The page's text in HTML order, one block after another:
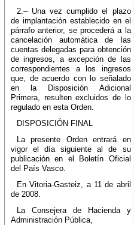
2.– Una vez cumplido el plazo
de implantación establecido en el
párrafo anterior, se procederá a la
cancelación automática de las
cuentas delegadas para obtención
de ingresos, a excepción de las
correspondientes a los ingresos
que, de acuerdo con lo señalado
en la Disposición Adicional
Primera, resulten excluidos de lo
regulado en esta Orden.
DISPOSICIÓN FINAL
La presente Orden entrará en
vigor el día siguiente al de su
publicación en el Boletín Oficial
del País Vasco.
En Vitoria-Gasteiz, a 11 de abril
de 2008.
La Consejera de Hacienda y
Administración Pública,